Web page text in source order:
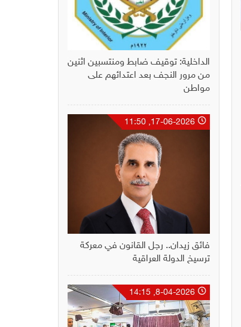
الداخلية: توقيف ضابط ومنتسبين اثنين
من مرور النجف بعد اعتدائهم على
مواطن
فائق زيدان.. رجل القانون في معركة
ترسيخ الدولة العراقية